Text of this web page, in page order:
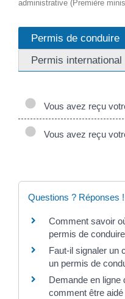
administrative (Première
Permis de conduire
Permis international
Vous avez reçu
Vous avez reçu
Questions ? Réponses !
Comment savoir
permis de
Faut-il signaler un
un permis de
Demande en ligne
comment être